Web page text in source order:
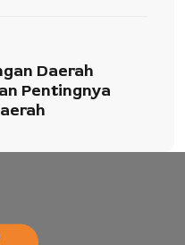
Daerah
Pentingnya